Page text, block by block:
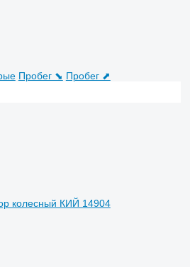
Пробег ⬊ Пробег ⬈
колесный КИЙ 14904